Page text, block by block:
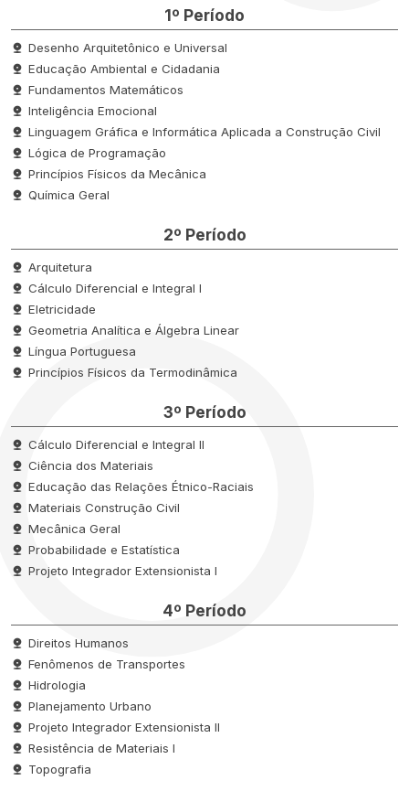
1º Período
Desenho Arquitetônico e Universal
Educação Ambiental e Cidadania
Fundamentos Matemáticos
Inteligência Emocional
Linguagem Gráfica e Informática Aplicada a Construção Civil
Lógica de Programação
Princípios Físicos da Mecânica
Química Geral
2º Período
Arquitetura
Cálculo Diferencial e Integral I
Eletricidade
Geometria Analítica e Álgebra Linear
Língua Portuguesa
Princípios Físicos da Termodinâmica
3º Período
Cálculo Diferencial e Integral II
Ciência dos Materiais
Educação das Relações Étnico-Raciais
Materiais Construção Civil
Mecânica Geral
Probabilidade e Estatística
Projeto Integrador Extensionista I
4º Período
Direitos Humanos
Fenômenos de Transportes
Hidrologia
Planejamento Urbano
Projeto Integrador Extensionista II
Resistência de Materiais I
Topografia